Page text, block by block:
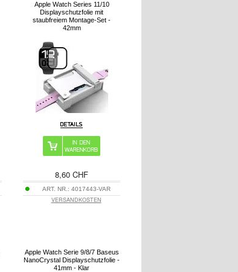
Apple Watch Series 11/10
Displayschutzfolie mit
staubfreiem Montage-Set -
42mm
8,60 CHF
ART. NR.: 4017443-VAR
VERSANDKOSTEN
Apple Watch Serie 9/8/7 Baseus
NanoCrystal Displayschutzfolie -
41mm - Klar